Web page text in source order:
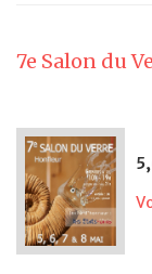
7e Salon du